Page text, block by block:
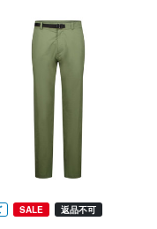
SALE 返品不可